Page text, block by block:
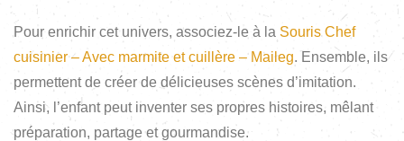
Pour enrichir cet univers, associez-le à la Souris Chef
cuisinier – Avec marmite et cuillère – Maileg. Ensemble, ils
permettent de créer de délicieuses scènes d’imitation.
Ainsi, l’enfant peut inventer ses propres histoires, mêlant
préparation, partage et gourmandise.